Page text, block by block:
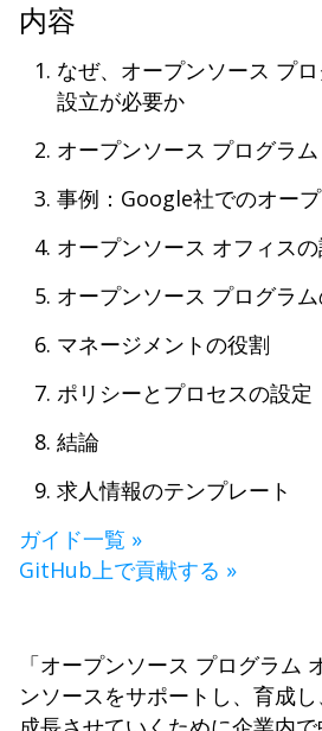
「オープンソース プログラム
ンソースをサポートし、育成し
内容
なぜ、オープンソース プ
設立が必要か
オープンソース プログラ
事例：Google社でのオー
オープンソース オフィス
オープンソース プログラ
マネージメントの役割
ポリシーとプロセスの設定
結論
求人情報のテンプレート
ガイド一覧 »
GitHub上で貢献する »